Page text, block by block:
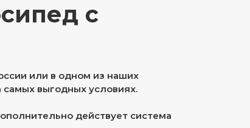
с
или в одном из наших
выгодных условиях.
действует система